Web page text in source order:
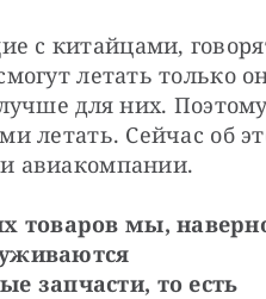
с китайцами,
летать только
для них. Поэтому
летать. Сейчас об
авиакомпании.
товаров мы,
запчасти, то есть